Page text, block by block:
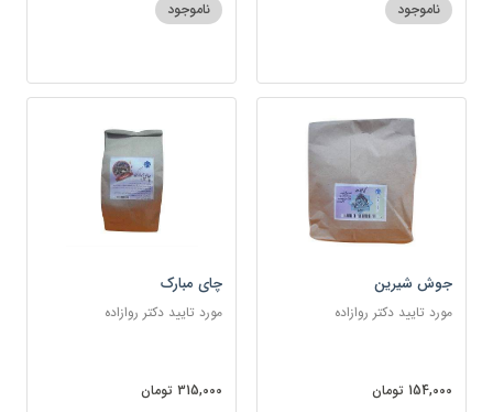
ناموجود ناموجود
جوش شیرین
مورد تایید دکتر روازاده
154,000 تومان
چای مبارک
مورد تایید دکتر روازاده
315,000 تومان